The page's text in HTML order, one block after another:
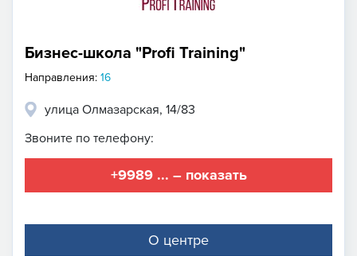
Бизнес-школа "Profi Training"
Направления: 16
улица Олмазарская, 14/83
Звоните по телефону:
+9989 ... – показать
О центре